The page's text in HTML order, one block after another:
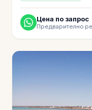
Цена по запрос
Предварително